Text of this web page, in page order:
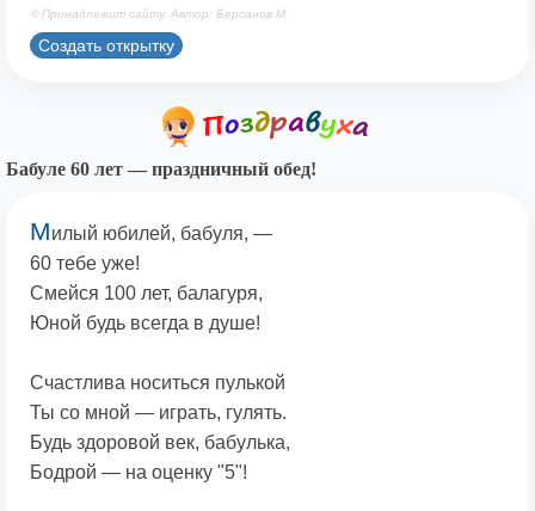
© Принадлежит сайту. Автор: Берсанов М.
Создать открытку
Бабуле 60 лет — праздничный обед!
Милый юбилей, бабуля, —
60 тебе уже!
Смейся 100 лет, балагуря,
Юной будь всегда в душе!
Счастлива носиться пулькой
Ты со мной — играть, гулять.
Будь здоровой век, бабулька,
Бодрой — на оценку "5"!